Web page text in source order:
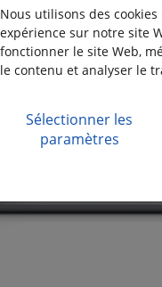
Nous utilisons des
expérience sur notre site
fonctionner le site Web,
le contenu et analyser le
Sélectionner les
paramètres